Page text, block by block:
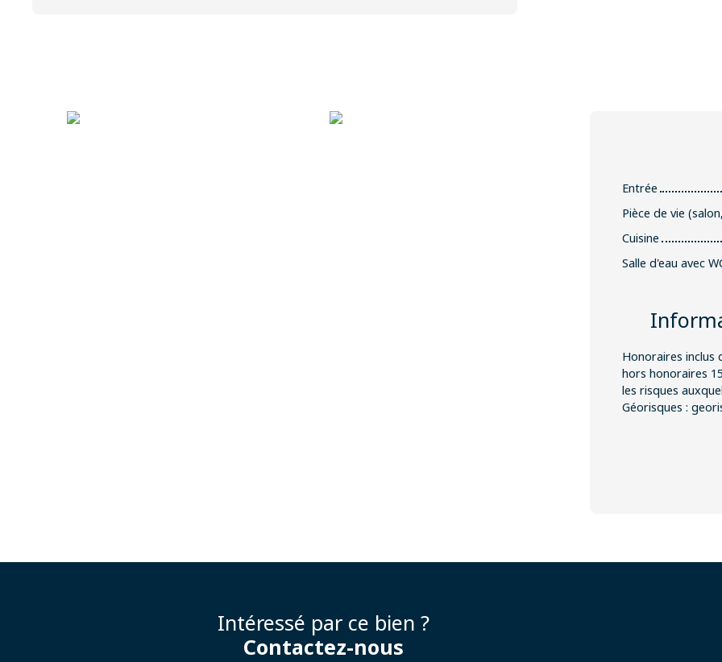
Entrée
Pièce de vie
Cuisine
Salle d'eau avec
Honoraires inclus
hors honoraires
les risques
Géorisques :
Intéressé par ce bien ?
Contactez-nous